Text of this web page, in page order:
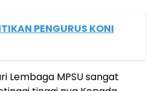
PENGURUS KONI
Lembaga MPSU sangat